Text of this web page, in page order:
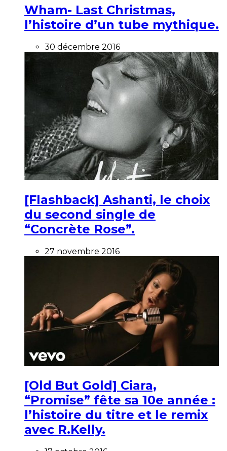
Wham- Last Christmas,
l’histoire d’un tube mythique.
30 décembre 2016
[Flashback] Ashanti, le choix
du second single de
“Concrète Rose”.
27 novembre 2016
[Old But Gold] Ciara,
“Promise” fête sa 10e année :
l’histoire du titre et le remix
avec R.Kelly.